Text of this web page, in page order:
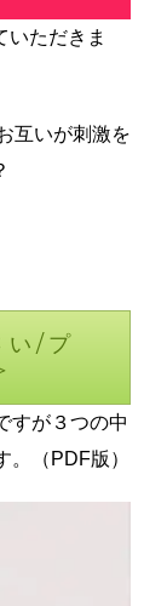
いただきま
互いが刺激を
い/プ
すが３つの中
（PDF版）